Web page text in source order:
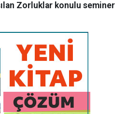
Zorluklar konulu seminer